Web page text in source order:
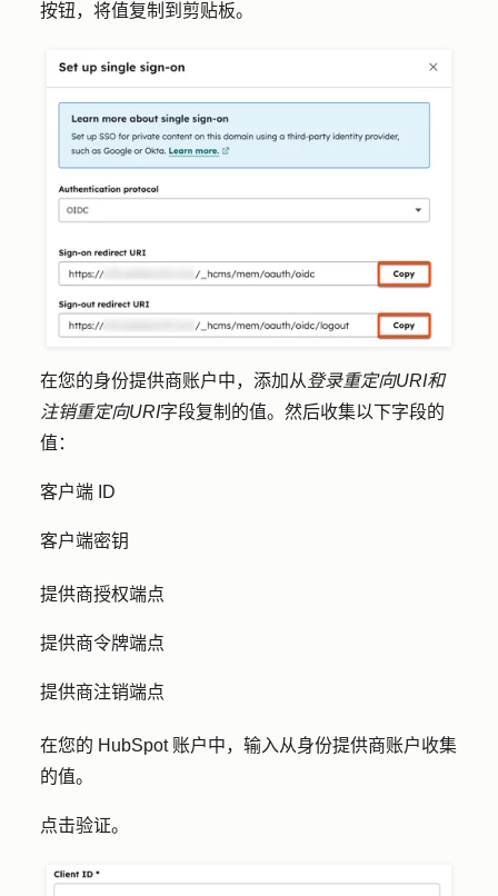
按钮，将值复制到剪贴板。
在您的身份提供商账户中，添加从 登录重定向URI和
注销重定向URI字段复制的值。然后收集以下字段的
值：
客户端 ID
客户端密钥
提供商授权端点
提供商令牌端点
提供商注销端点
在您的 HubSpot 账户中，输入从身份提供商账户收集
的值。
点击验证。